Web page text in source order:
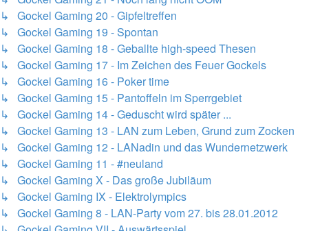
↳ Gockel Gaming 20 - Gipfeltreffen
↳ Gockel Gaming 19 - Spontan
↳ Gockel Gaming 18 - Geballte high-speed Thesen
↳ Gockel Gaming 17 - Im Zeichen des Feuer Gockels
↳ Gockel Gaming 16 - Poker time
↳ Gockel Gaming 15 - Pantoffeln im Sperrgebiet
↳ Gockel Gaming 14 - Geduscht wird später ...
↳ Gockel Gaming 13 - LAN zum Leben, Grund zum Zocken
↳ Gockel Gaming 12 - LANadin und das Wundernetzwerk
↳ Gockel Gaming 11 - #neuland
↳ Gockel Gaming X - Das große Jubiläum
↳ Gockel Gaming IX - Elektrolympics
↳ Gockel Gaming 8 - LAN-Party vom 27. bis 28.01.2012